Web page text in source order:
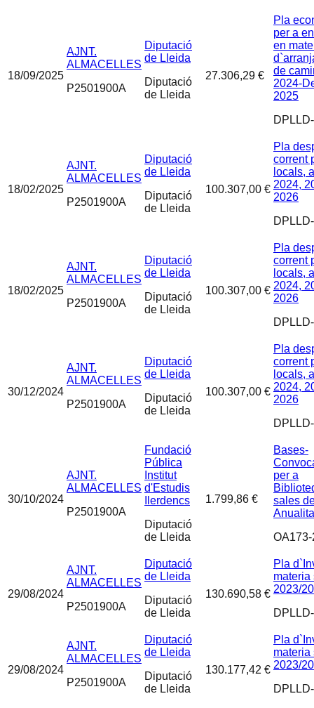
18/09/2025
AJNT.
ALMACELLES
P2501900A
Diputació
de Lleida
Diputació
de Lleida
27.306,29 €
Pla
per a
en
de
2024-
2025
18/02/2025
AJNT.
ALMACELLES
P2501900A
Diputació
de Lleida
Diputació
de Lleida
100.307,00 €
Pla
corrent
locals,
2024,
2026
18/02/2025
AJNT.
ALMACELLES
P2501900A
Diputació
de Lleida
Diputació
de Lleida
100.307,00 €
Pla
corrent
locals,
2024,
2026
30/12/2024
AJNT.
ALMACELLES
P2501900A
Diputació
de Lleida
Diputació
de Lleida
100.307,00 €
Pla
corrent
locals,
2024,
2026
30/10/2024
AJNT.
ALMACELLES
P2501900A
Fundació
Pública
Institut
d'Estudis
Ilerdencs
Diputació
de Lleida
1.799,86 €
Bases-
per a
sales
29/08/2024
AJNT.
ALMACELLES
P2501900A
Diputació
de Lleida
Diputació
de Lleida
130.690,58 €
Pla
materia
2023/
29/08/2024
AJNT.
ALMACELLES
P2501900A
Diputació
de Lleida
Diputació
de Lleida
130.177,42 €
Pla
materia
2023/